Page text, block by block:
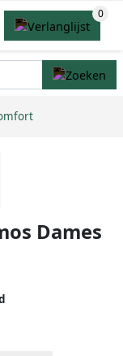
Dames